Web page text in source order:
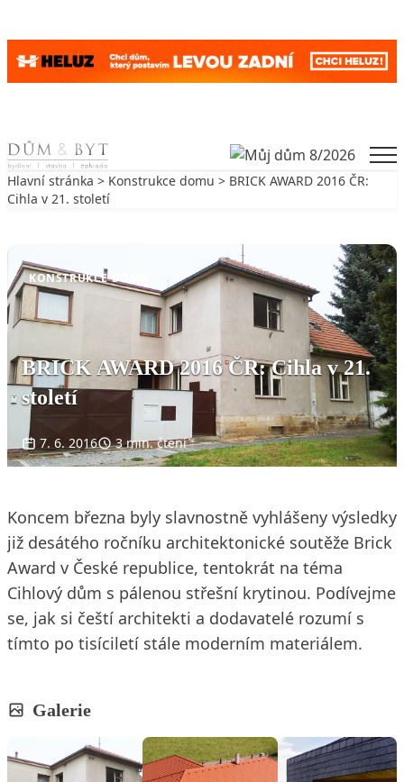
Skip to content
Hlavní stránka > Konstrukce domu > BRICK AWARD 2016 ČR:
Cihla v 21. století
KONSTRUKCE DOMU
BRICK AWARD 2016 ČR: Cihla v 21.
století
7. 6. 2016 3 min. čtení
Koncem března byly slavnostně vyhlášeny výsledky
již desátého ročníku architektonické soutěže Brick
Award v České republice, tentokrát na téma
Cihlový dům s pálenou střešní krytinou. Podívejme
se, jak si čeští architekti a dodavatelé rozumí s
tímto po tisíciletí stále moderním materiálem.
Galerie